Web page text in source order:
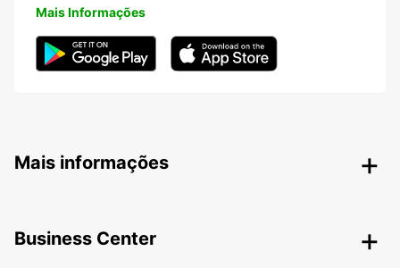
Mais Informações
Mais informações
Business Center